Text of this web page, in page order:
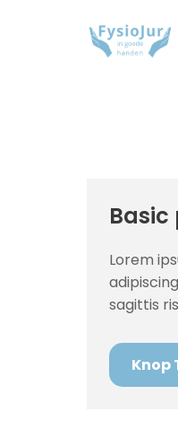
Basic
Lorem
sagittis
Knop